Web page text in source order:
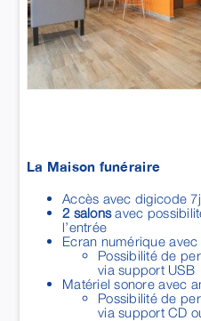
La Maison funéraire
Accès avec digicode
2 salonsavec
l’entrée
Ecran numérique
Possibilité de
via support USB
Matériel sonore avec
Possibilité de
via support CD